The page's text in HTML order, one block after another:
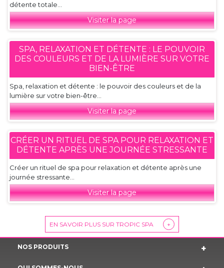
détente totale...
Visiter la page
SPA, RELAXATION ET DÉTENTE : LE POUVOIR
DES COULEURS ET DE LA LUMIÈRE SUR VOTRE
BIEN-ÊTRE
Spa, relaxation et détente : le pouvoir des couleurs et de la
lumière sur votre bien-être...
Visiter la page
CRÉER UN RITUEL DE SPA POUR RELAXATION ET
DÉTENTE APRÈS UNE JOURNÉE STRESSANTE
Créer un rituel de spa pour relaxation et détente après une
journée stressante...
Visiter la page
EN SAVOIR PLUS SUR TROPIC SPA +
NOS PRODUITS